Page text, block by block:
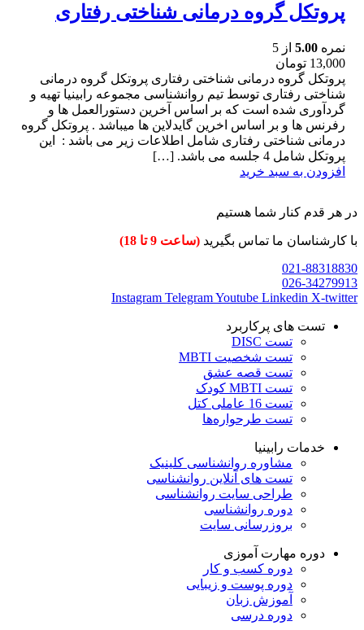
پروتکل گروه درمانی شناختی رفتاری
نمره 5.00 از 5
13,000 تومان
پروتکل گروه درمانی شناختی رفتاری پروتکل گروه درمانی
شناختی رفتاری توسط تیم روانشناسی مجموعه رابینیا تهیه و
گردآوری شده است که بر اساس آخرین دستورالعمل ها و
رفرنس ها و بر اساس اخرین گایدلاین ها میباشد . پروتکل گروه
درمانی شناختی رفتاری شامل اطلاعات زیر می باشد : این
پروتکل شامل 4 جلسه می باشد. […]
افزودن به سبد خرید
در هر قدم کنار شما هستیم
با کارشناسان ما تماس بگیرید (ساعت 9 تا 18)
021-88318830
026-34279913
Instagram TelegramYoutube Linkedin X-twitter
تست های پرکاربرد
تست DISC
تست شخصیت MBTI
تست قصه عشق
تست MBTI کودک
تست 16 عاملی کتل
تست طرحواره‌ها
خدمات رابینیا
مشاوره روانشناسی کلینیک
تست های آنلاین روانشناسی
طراحی سایت روانشناسی
دوره روانشناسی
بروزرسانی سایت
دوره مهارت آموزی
دوره کسب و کار
دوره پوست و زیبایی
آموزش زبان
دوره درسی